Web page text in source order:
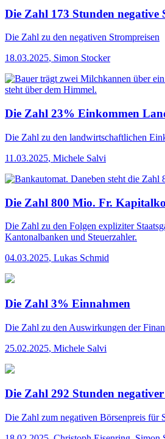
Die Zahl 173 Stunden negative
Die Zahl zu den negativen Strompreisen
18.03.2025, Simon Stocker
Die Zahl 23% Einkommen
Die Zahl zu den landwirtschaftlichen
11.03.2025, Michele Salvi
Die Zahl 800 Mio. Fr.
Die Zahl zu den Folgen expliziter
Kantonalbanken und Steuerzahler.
04.03.2025, Lukas Schmid
Die Zahl 3% Einnahmen
Die Zahl zu den Auswirkungen der
25.02.2025, Michele Salvi
Die Zahl 292 Stunden
Die Zahl zum negativen Börsenpreis für